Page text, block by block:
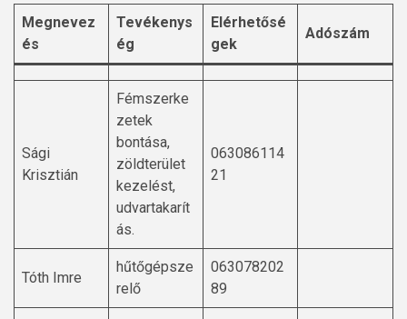
Megnevez
és
Tevékenys
ég
Elérhetősé
gek
Adószám
Sági
Krisztián
Fémszerke
zetek
bontása,
zöldterület
kezelést,
udvartakarít
ás.
063086114
21
Tóth Imre
hűtőgépsze
relő
063078202
89